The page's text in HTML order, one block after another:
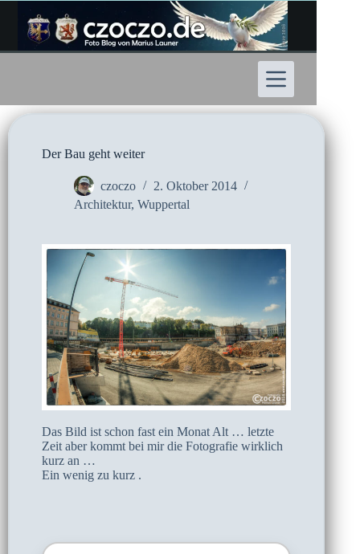
Inhalt
springen
Der Bau geht weiter
czoczo
2. Oktober 2014
Architektur, Wuppertal
Das Bild ist schon fast ein Monat Alt … letzte
Zeit aber kommt bei mir die Fotografie wirklich
kurz an …
Ein wenig zu kurz .